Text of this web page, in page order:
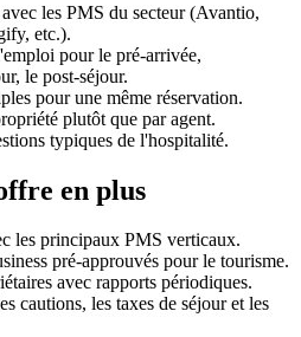
les PMS du secteur (Avantio,
etc.).
pour le pré-arrivée,
le post-séjour.
pour une même réservation.
plutôt que par agent.
typiques de l'hospitalité.
en plus
les principaux PMS verticaux.
pré-approuvés pour le tourisme.
avec rapports périodiques.
cautions, les taxes de séjour et les